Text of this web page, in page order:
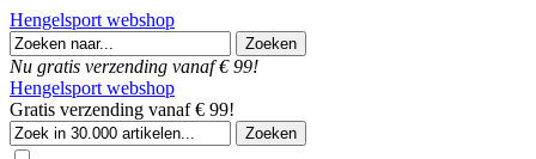
Hengelsport webshop
Nu gratis verzending vanaf € 99!
Hengelsport webshop
Gratis verzending vanaf € 99!